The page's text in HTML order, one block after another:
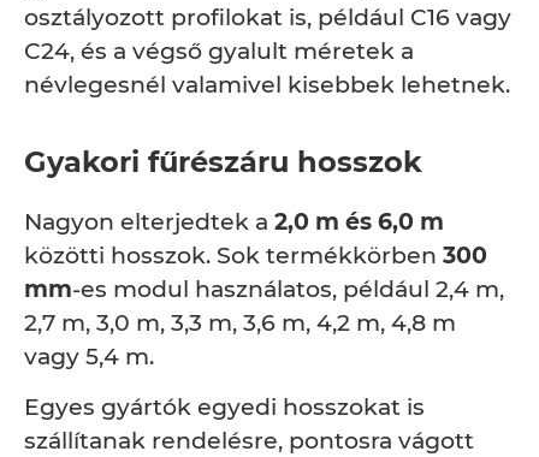
osztályozott profilokat is, például C16 vagy
C24, és a végső gyalult méretek a
névlegesnél valamivel kisebbek lehetnek.
Gyakori fűrészáru hosszok
Nagyon elterjedtek a 2,0 m és 6,0 m
közötti hosszok. Sok termékkörben 300
mm-es modul használatos, például 2,4 m,
2,7 m, 3,0 m, 3,3 m, 3,6 m, 4,2 m, 4,8 m
vagy 5,4 m.
Egyes gyártók egyedi hosszokat is
szállítanak rendelésre, pontosra vágott